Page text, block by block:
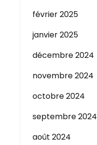
février 2025
janvier 2025
décembre 2024
novembre 2024
octobre 2024
septembre 2024
août 2024